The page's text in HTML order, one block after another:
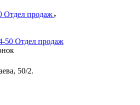
Отдел продаж
50 Отдел продаж
50/2.